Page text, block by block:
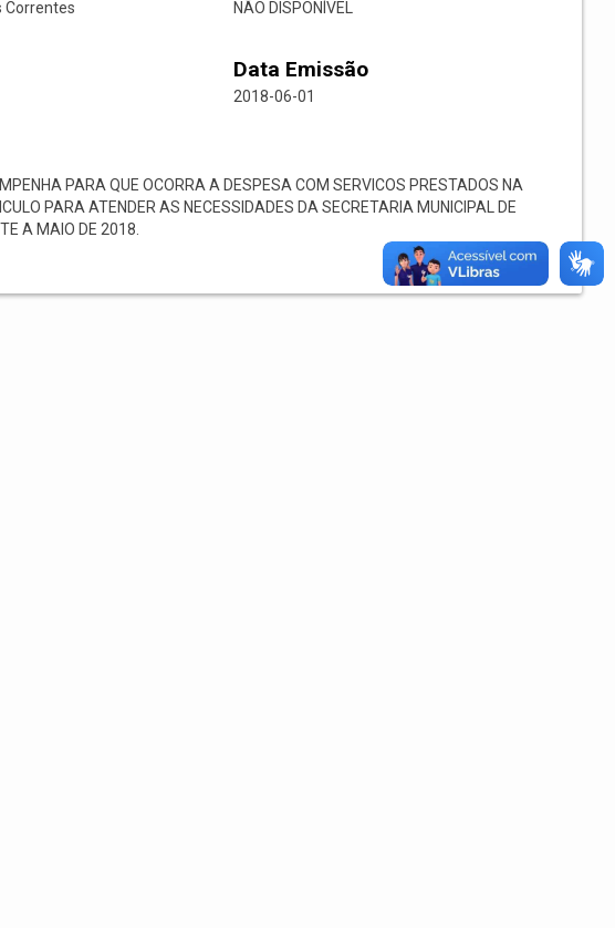
Correntes NÃO DISPONÍVEL
Data Emissão
2018-06-01
PARA QUE OCORRA A DESPESA COM SERVICOS PRESTADOS NA
PARA ATENDER AS NECESSIDADES DA SECRETARIA MUNICIPAL DE
A MAIO DE 2018.